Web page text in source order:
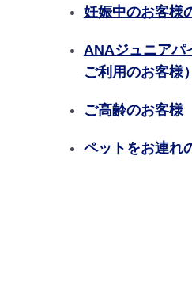
妊娠中のお客様
ANAジュニアパ
ご利用のお客様）
ご高齢のお客様
ペットをお連れ